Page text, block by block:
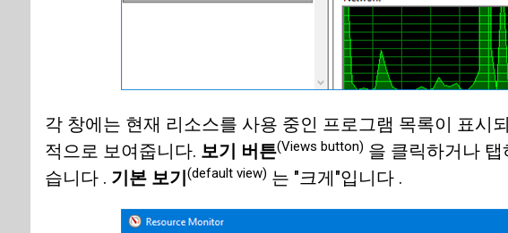
각 창에는 현재 리소스를 사용 중인 프로그램 목록이 표시
적으로 보여줍니다. 보기 버튼(Views button) 을 클릭하거나
습니다 . 기본 보기(default view) 는 "크게"입니다 .